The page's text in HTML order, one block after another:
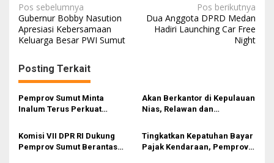
N
a
v
i
g
a
s
i
p
Pos sebelumnya
Gubernur Bobby Nasution
Apresiasi Kebersamaan
Keluarga Besar PWI Sumut
Pos berikutnya
Dua Anggota DPRD Medan
Hadiri Launching Car Free
Night
Posting Terkait
Pemprov Sumut Minta
Inalum Terus Perkuat
Lingkungan di Kawasan
Akan Berkantor di Kepulauan
Nias, Relawan dan
Bobby Nasution
Komisi VII DPR RI Dukung
Pemprov Sumut Berantas
Tingkatkan Kepatuhan Bayar
Pajak Kendaraan, Pemprov